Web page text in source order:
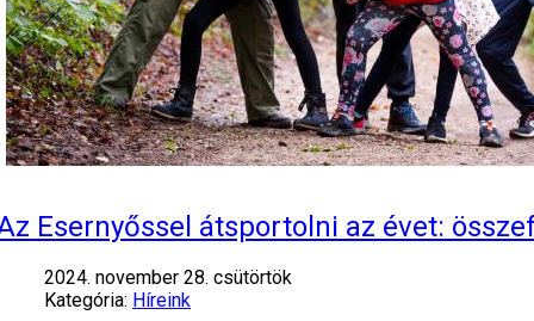
Esernyőssel átsportolni az évet:
2024. november 28. csütörtök
Kategória: Híreink